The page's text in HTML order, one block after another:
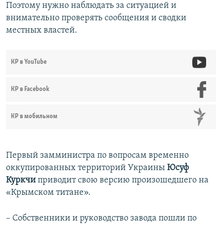
Поэтому нужно наблюдать за ситуацией и
внимательно проверять сообщения и сводки
местных властей.
КР в YouTube
КР в Facebook
КР в мобильном
Первый замминистра по вопросам временно
оккупированных территорий Украины Юсуф
Куркчи приводит свою версию произошедшего на
«Крымском титане».
– Собственники и руководство завода пошли по